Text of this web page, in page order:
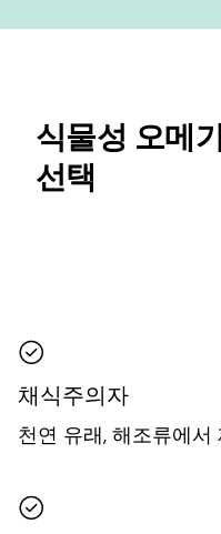
식물성 오메
선택
채식주의자
천연 유래, 해조류에서